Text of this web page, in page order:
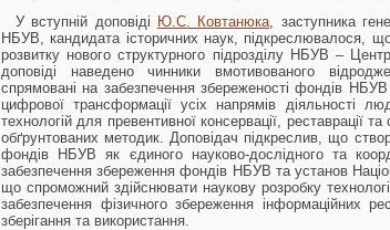
У вступній доповіді Ю.С. Ковтанюка , заступника
НБУВ, кандидата історичних наук, підкреслювалося,
розвитку нового структурного підрозділу НБУВ –
доповіді наведено чинники вмотивованого
спрямовані на забезпечення збереженості фондів
цифрової трансформації усіх напрямів діяльності
технологій для превентивної консервації, реставрації
обґрунтованих методик. Доповідач підкреслив, що
фондів НБУВ як єдиного науково-дослідного та
забезпечення збереження фондів НБУВ та установ
що спроможний здійснювати наукову розробку
забезпечення фізичного збереження інформаційних
зберігання та використання.